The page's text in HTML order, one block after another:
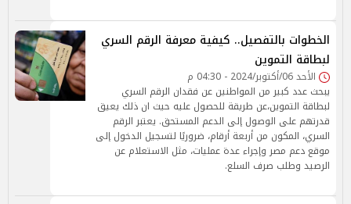
الخطوات بالتفصيل.. كيفية معرفة الرقم السري
لبطاقة التموين
الأحد 06/أكتوبر/2024 - 04:30 م
يبحث عدد كبير من المواطنين عن فقدان الرقم السري
لبطاقة التموين،عن طريقة للحصول عليه حيث ان ذلك يعيق
قدرتهم على الوصول إلى الدعم المستحق. يعتبر الرقم
السري، المكون من أربعة أرقام، ضروريًا لتسجيل الدخول إلى
موقع دعم مصر وإجراء عدة عمليات، مثل الاستعلام عن
الرصيد وطلب صرف السلع.